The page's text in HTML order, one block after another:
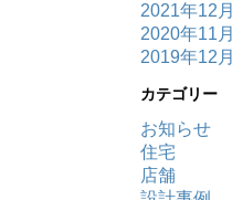
2021年12月
2020年11月
2019年12月
カテゴリー
お知らせ
住宅
店舗